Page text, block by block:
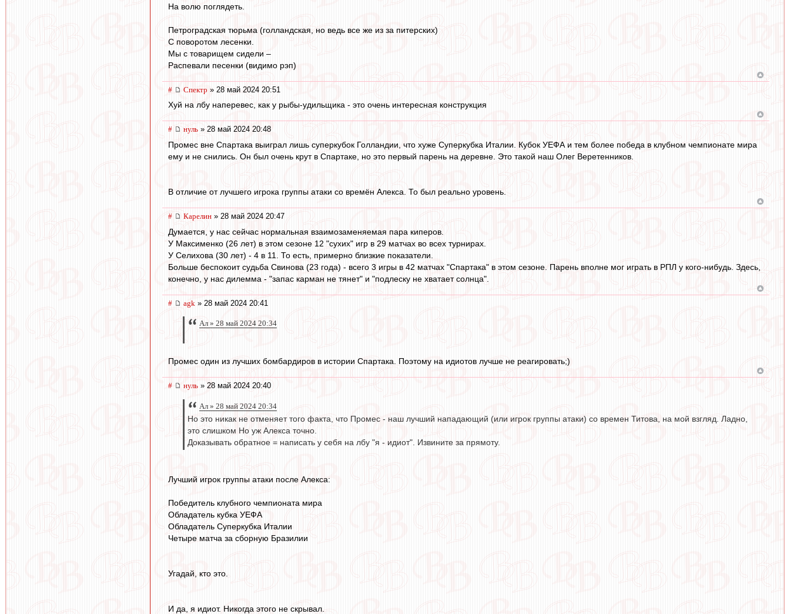
На волю поглядеть.
Петроградская тюрьма (голландская, но ведь все же из за питерских)
С поворотом лесенки.
Мы с товарищем сидели –
Распевали песенки (видимо рэп)
# Спектр » 28 май 2024 20:51
Хуй на лбу наперевес, как у рыбы-удильщика - это очень интересная конструкция
# нуль » 28 май 2024 20:48
Промес вне Спартака выиграл лишь суперкубок Голландии, что хуже Суперкубка Италии. Кубок УЕФА и тем более победа в клубном чемпионате мира
ему и не снились. Он был очень крут в Спартаке, но это первый парень на деревне. Это такой наш Олег Веретенников.
В отличие от лучшего игрока группы атаки со времён Алекса. То был реально уровень.
# Карелин » 28 май 2024 20:47
Думается, у нас сейчас нормальная взаимозаменяемая пара киперов.
У Максименко (26 лет) в этом сезоне 12 "сухих" игр в 29 матчах во всех турнирах.
У Селихова (30 лет) - 4 в 11. То есть, примерно близкие показатели.
Больше беспокоит судьба Свинова (23 года) - всего 3 игры в 42 матчах "Спартака" в этом сезоне. Парень вполне мог играть в РПЛ у кого-нибудь. Здесь,
конечно, у нас дилемма - "запас карман не тянет" и "подлеску не хватает солнца".
# agk » 28 май 2024 20:41
Ал » 28 май 2024 20:34
Промес один из лучших бомбардиров в истории Спартака. Поэтому на идиотов лучше не реагировать;)
# нуль » 28 май 2024 20:40
Ал » 28 май 2024 20:34
Но это никак не отменяет того факта, что Промес - наш лучший нападающий (или игрок группы атаки) со времен Титова, на мой взгляд. Ладно,
это слишком Но уж Алекса точно.
Доказывать обратное = написать у себя на лбу "я - идиот". Извините за прямоту.
Лучший игрок группы атаки после Алекса:
Победитель клубного чемпионата мира
Обладатель кубка УЕФА
Обладатель Суперкубка Италии
Четыре матча за сборную Бразилии
Угадай, кто это.
И да, я идиот. Никогда этого не скрывал.